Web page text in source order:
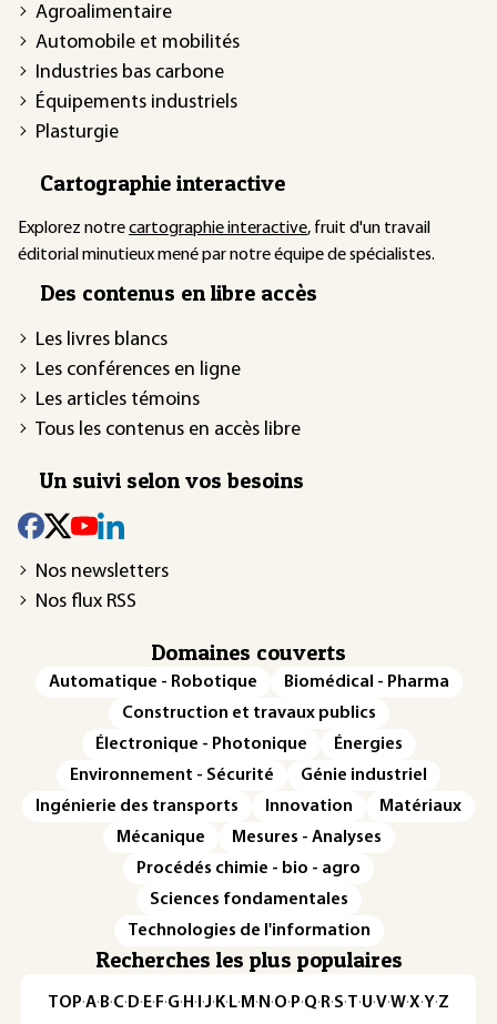
Agroalimentaire
Automobile et mobilités
Industries bas carbone
Équipements industriels
Plasturgie
Cartographie interactive
Explorez notrecartographie interactive, fruit d'un travail
éditorial minutieux mené par notre équipe de spécialistes.
Des contenus en libre accès
Les livres blancs
Les conférences en ligne
Les articles témoins
Tous les contenus en accès libre
Un suivi selon vos besoins
Nos newsletters
Nos flux RSS
Domaines couverts
Automatique - Robotique
Biomédical - Pharma
Construction et travaux publics
Électronique - Photonique
Énergies
Environnement - Sécurité
Génie industriel
Ingénierie des transports
Innovation
Matériaux
Mécanique
Mesures - Analyses
Procédés chimie - bio - agro
Sciences fondamentales
Technologies de l'information
Recherches les plus populaires
TOP·A·B·C· D· E· F·G· H · ·J· K· L· M · N ·O· P·Q· R·S·T·U·V·W·X·Y·Z